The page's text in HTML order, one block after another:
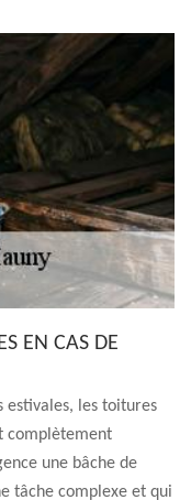
EN CAS DE
estivales, les toitures
complètement
une bâche de
tâche complexe et qui